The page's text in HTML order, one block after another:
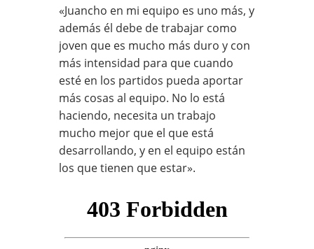
«Juancho en mi equipo es uno más, y
además él debe de trabajar como
joven que es mucho más duro y con
más intensidad para que cuando
esté en los partidos pueda aportar
más cosas al equipo. No lo está
haciendo, necesita un trabajo
mucho mejor que el que está
desarrollando, y en el equipo están
los que tienen que estar».